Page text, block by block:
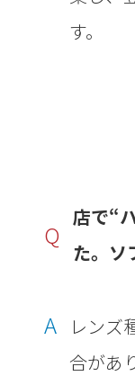
す。
Q
店で“
た。ソ
A
レンズ
合があ